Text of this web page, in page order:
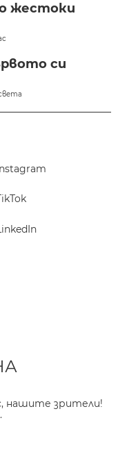
жестоки
си
нашите зрители!